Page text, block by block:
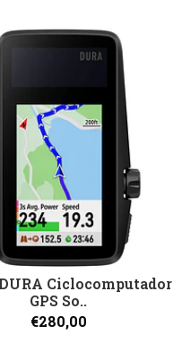
DURA Ciclocomputador
GPS So..
€280,00